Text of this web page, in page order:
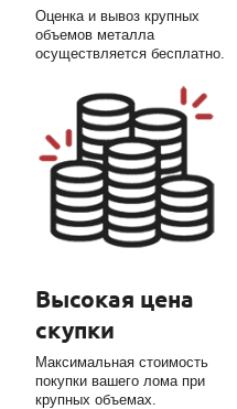
Оценка и вывоз крупных
объемов металла
осуществляется бесплатно.
Высокая цена
скупки
Максимальная стоимость
покупки вашего лома при
крупных объемах.